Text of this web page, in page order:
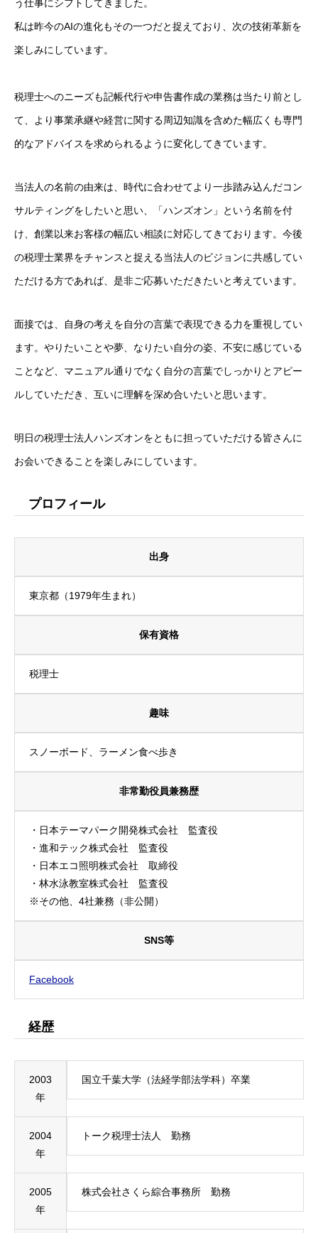
税理士（正社員）の採用
パート・アルバイトの採用
採用に関してのお問い合わせ
プライバシーポリシー 税理士法人ハンズオン
う仕事にシフトしてきました。
私は昨今のAIの進化もその一つだと捉えており、次の技術革新を
楽しみにしています。
税理士へのニーズも記帳代行や申告書作成の業務は当たり前とし
て、より事業承継や経営に関する周辺知識を含めた幅広くも専門
的なアドバイスを求められるように変化してきています。
当法人の名前の由来は、時代に合わせてより一歩踏み込んだコン
サルティングをしたいと思い、「ハンズオン」という名前を付
け、創業以来お客様の幅広い相談に対応してきております。今後
の税理士業界をチャンスと捉える当法人のビジョンに共感してい
ただける方であれば、是非ご応募いただきたいと考えています。
面接では、自身の考えを自分の言葉で表現できる力を重視してい
ます。やりたいことや夢、なりたい自分の姿、不安に感じている
ことなど、マニュアル通りでなく自分の言葉でしっかりとアピー
ルしていただき、互いに理解を深め合いたいと思います。
明日の税理士法人ハンズオンをともに担っていただける皆さんに
お会いできることを楽しみにしています。
プロフィール
出身
東京都（1979年生まれ）
保有資格
税理士
趣味
スノーボード、ラーメン食べ歩き
非常勤役員兼務歴
・日本テーマパーク開発株式会社 監査役
・進和テック株式会社 監査役
・日本エコ照明株式会社 取締役
・林水泳教室株式会社 監査役
※その他、4社兼務（非公開）
SNS等
Facebook
経歴
2003
年
国立千葉大学（法経学部法学科）卒業
2004
年
トーク税理士法人 勤務
2005
年
株式会社さくら綜合事務所 勤務